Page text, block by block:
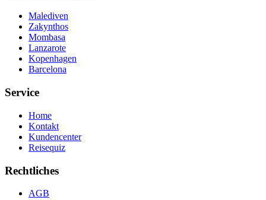
Malediven
Zakynthos
Mombasa
Lanzarote
Kopenhagen
Barcelona
Service
Home
Kontakt
Kundencenter
Reisequiz
Rechtliches
AGB